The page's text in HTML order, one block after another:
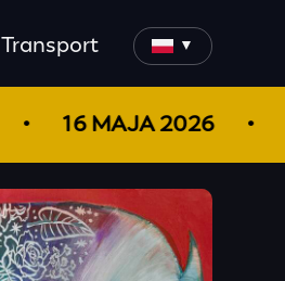
Transport ▼
16 MAJA 2026